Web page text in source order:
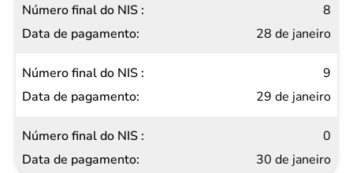
8
28 de janeiro
9
29 de janeiro
0
30 de janeiro